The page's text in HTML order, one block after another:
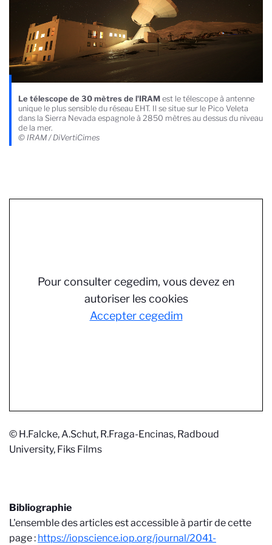
Le télescope de 30 mètres de l'IRAM est le télescope à antenne
unique le plus sensible du réseau EHT. Il se situe sur le Pico Veleta
dans la Sierra Nevada espagnole à 2850 mètres au dessus du niveau
de la mer.
© IRAM / DiVertiCimes
Pour consulter cegedim, vous devez en
autoriser les cookies
Accepter cegedim
© H.Falcke, A.Schut, R.Fraga-Encinas, Radboud
University, Fiks Films
Bibliographie
L'ensemble des articles est accessible à partir de cette
page : https://iopscience.iop.org/journal/2041-